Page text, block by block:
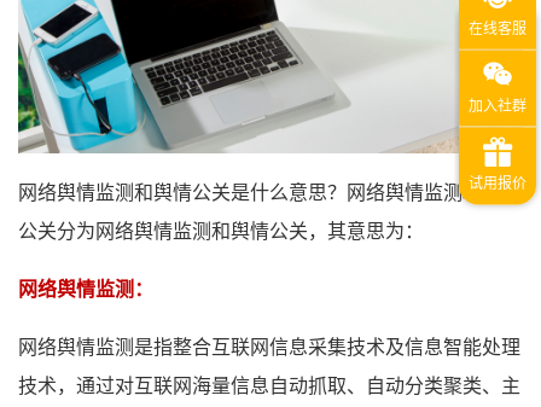
网络舆情监测和舆情公关是什么意思？网络舆情监测和舆情
公关分为网络舆情监测和舆情公关，其意思为：
网络舆情监测：
网络舆情监测是指整合互联网信息采集技术及信息智能处理
技术，通过对互联网海量信息自动抓取、自动分类聚类、主